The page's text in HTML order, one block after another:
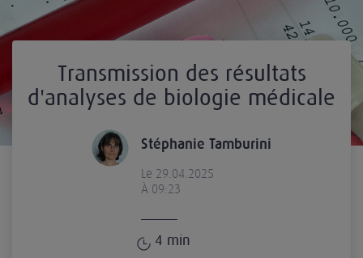
Transmission des résultats
d'analyses de biologie médicale
Stéphanie Tamburini
Le 29.04.2025
À 09:23
4 min